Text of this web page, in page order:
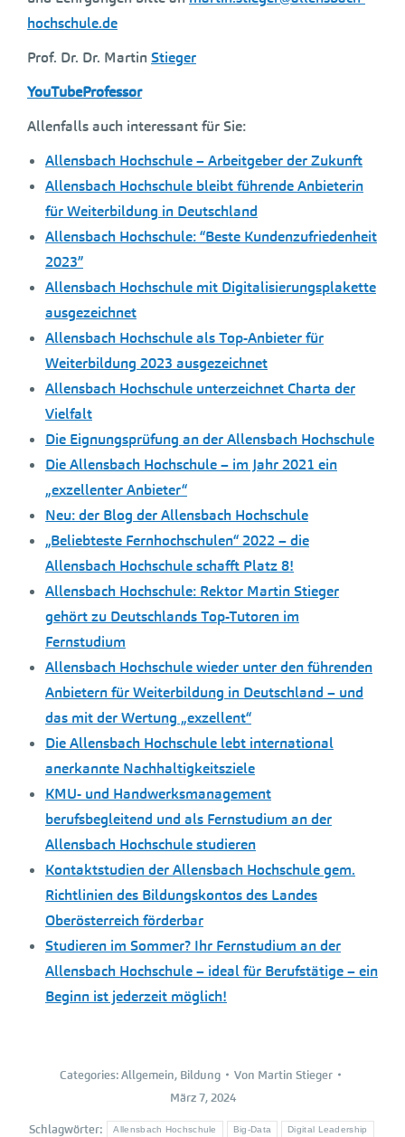
hochschule.de
Prof. Dr. Dr. Martin Stieger
YouTubeProfessor
Allenfalls auch interessant für Sie:
Allensbach Hochschule – Arbeitgeber der Zukunft
Allensbach Hochschule bleibt führende Anbieterin
für Weiterbildung in Deutschland
Allensbach Hochschule: “Beste Kundenzufriedenheit
2023”
Allensbach Hochschule mit Digitalisierungsplakette
ausgezeichnet
Allensbach Hochschule als Top-Anbieter für
Weiterbildung 2023 ausgezeichnet
Allensbach Hochschule unterzeichnet Charta der
Vielfalt
Die Eignungsprüfung an der Allensbach Hochschule
Die Allensbach Hochschule – im Jahr 2021 ein
„exzellenter Anbieter“
Neu: der Blog der Allensbach Hochschule
„Beliebteste Fernhochschulen“ 2022 – die
Allensbach Hochschule schafft Platz 8!
Allensbach Hochschule: Rektor Martin Stieger
gehört zu Deutschlands Top-Tutoren im
Fernstudium
Allensbach Hochschule wieder unter den führenden
Anbietern für Weiterbildung in Deutschland – und
das mit der Wertung „exzellent“
Die Allensbach Hochschule lebt international
anerkannte Nachhaltigkeitsziele
KMU- und Handwerksmanagement
berufsbegleitend und als Fernstudium an der
Allensbach Hochschule studieren
Kontaktstudien der Allensbach Hochschule gem.
Richtlinien des Bildungskontos des Landes
Oberösterreich förderbar
Studieren im Sommer? Ihr Fernstudium an der
Allensbach Hochschule – ideal für Berufstätige – ein
Beginn ist jederzeit möglich!
Categories:Allgemein, Bildung Von Martin Stieger
März 7, 2024
Schlagwörter: Allensbach Hochschule Big-Data Digital Leadership